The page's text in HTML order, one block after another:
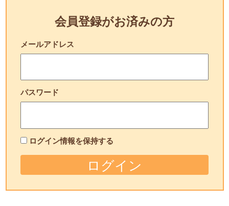
会員登録がお済みの方
メールアドレス
パスワード
ログイン情報を保持する